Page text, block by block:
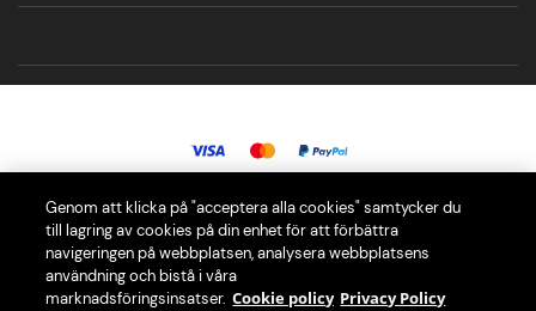
© 2026 PerfectDraft Europe SAS. Alla rättigheter förbehållna.
Vår PerfectDraft öltapp ger dig den ultimata ölupplevelsen i hemmet
Genom att klicka på "acceptera alla cookies" samtycker du
till lagring av cookies på din enhet för att förbättra
navigeringen på webbplatsen, analysera webbplatsens
användning och bistå i våra
marknadsföringsinsatser. Cookie policy Privacy Policy